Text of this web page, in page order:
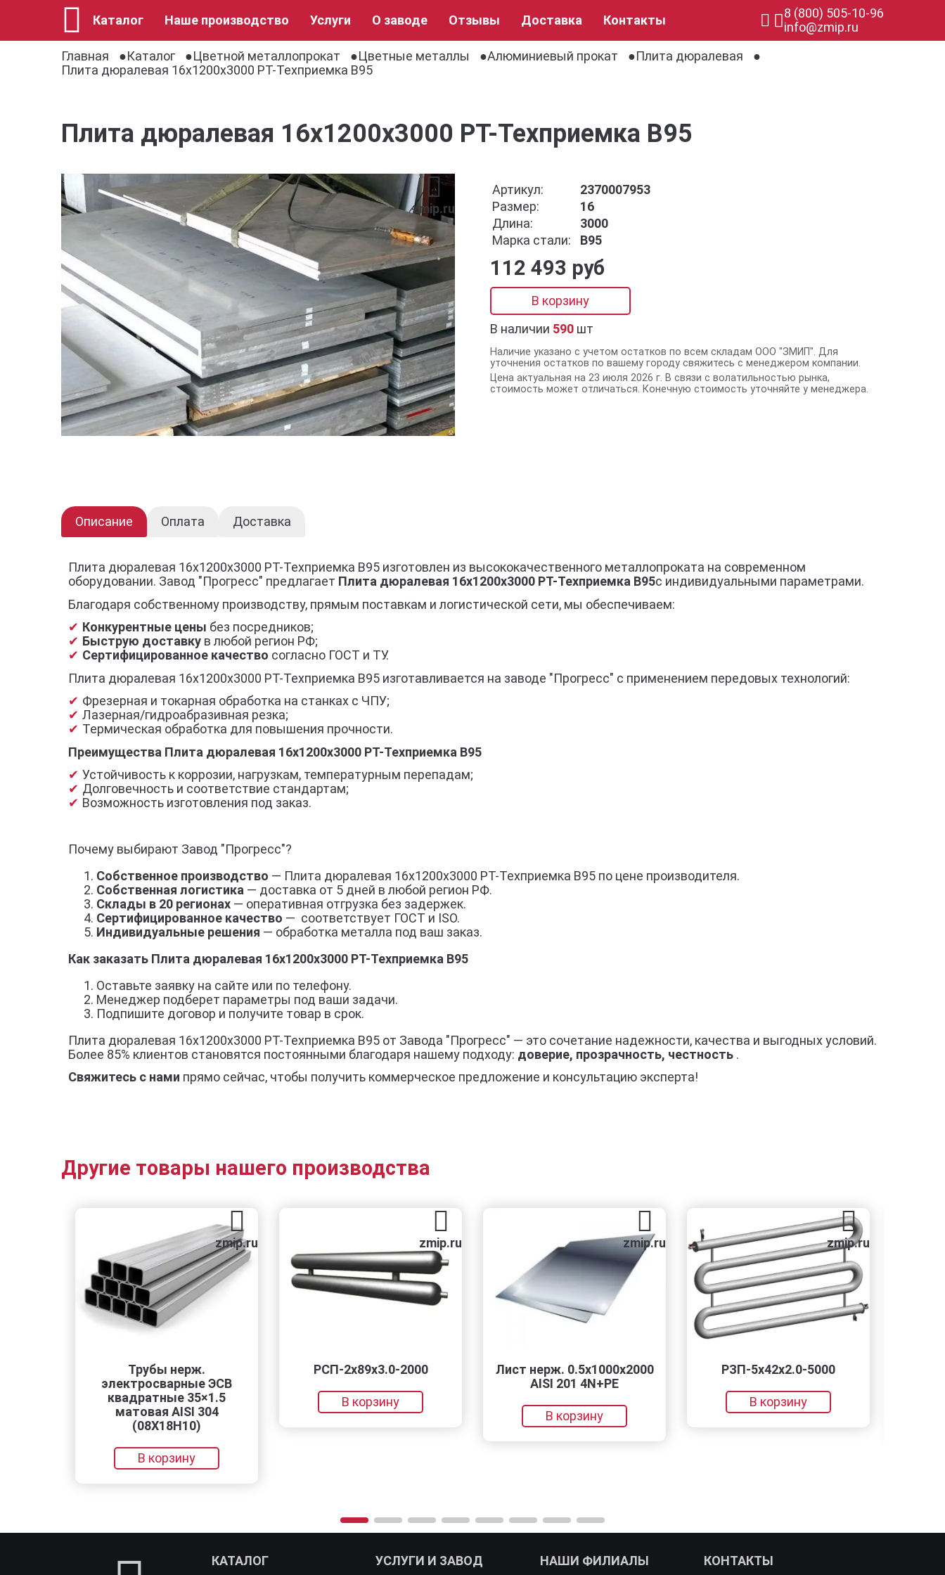
Каталог Наше производство Услуги О заводе Отзывы Доставка Контакты
8 (800) 505-10-96
info@zmip.ru
Главная
Каталог Цветной металлопрокат Цветные металлы Алюминиевый прокат
Плита дюралевая
Плита дюралевая 16x1200x3000 РТ-Техприемка В95
Плита дюралевая 16x1200x3000 РТ-Техприемка В95
zmip.ru
Артикул:
2370007953
Размер:
16
Длина:
3000
Марка стали:
В95
112 493 руб
В корзину
В наличии 590 шт
Наличие указано с учетом остатков по всем складам ООО "ЗМИП". Для
уточнения остатков по вашему городу свяжитесь с менеджером компании.
Цена актуальная на 23 июля 2026 г. В связи с волатильностью рынка,
стоимость может отличаться. Конечную стоимость уточняйте у менеджера.
Описание Оплата Доставка
Плита дюралевая 16x1200x3000 РТ-Техприемка В95 изготовлен из высококачественного металлопроката на современном
оборудовании. Завод "Прогресс" предлагает Плита дюралевая 16x1200x3000 РТ-Техприемка В95с индивидуальными параметрами.
Благодаря собственному производству, прямым поставкам и логистической сети, мы обеспечиваем:
Конкурентные цены без посредников;
Быструю доставку в любой регион РФ;
Сертифицированное качество согласно ГОСТ и ТУ.
Плита дюралевая 16x1200x3000 РТ-Техприемка В95 изготавливается на заводе "Прогресс" с применением передовых технологий:
Фрезерная и токарная обработка на станках с ЧПУ;
Лазерная/гидроабразивная резка;
Термическая обработка для повышения прочности.
Преимущества Плита дюралевая 16x1200x3000 РТ-Техприемка В95
Устойчивость к коррозии, нагрузкам, температурным перепадам;
Долговечность и соответствие стандартам;
Возможность изготовления под заказ.
Почему выбирают Завод "Прогресс"?
Собственное производство — Плита дюралевая 16x1200x3000 РТ-Техприемка В95 по цене производителя.
Собственная логистика — доставка от 5 дней в любой регион РФ.
Склады в 20 регионах — оперативная отгрузка без задержек.
Сертифицированное качество — соответствует ГОСТ и ISO.
Индивидуальные решения — обработка металла под ваш заказ.
Как заказать Плита дюралевая 16x1200x3000 РТ-Техприемка В95
Оставьте заявку на сайте или по телефону.
Менеджер подберет параметры под ваши задачи.
Подпишите договор и получите товар в срок.
Плита дюралевая 16x1200x3000 РТ-Техприемка В95 от Завода "Прогресс" — это сочетание надежности, качества и выгодных условий.
Более 85% клиентов становятся постоянными благодаря нашему подходу: доверие, прозрачность, честность .
Свяжитесь с нами прямо сейчас, чтобы получить коммерческое предложение и консультацию эксперта!
Другие товары нашего производства
zmip.ru
Трубы нерж.
электросварные ЭСВ
квадратные 35×1.5
матовая AISI 304
(08Х18Н10)
В корзину
РСП-2x89x3.0-2000
В корзину
zmip.ru
Лист нерж. 0.5х1000х2000
AISI 201 4N+PE
В корзину
zmip.ru
РЗП-5x42x2.0-5000
В корзину
КАТАЛОГ УСЛУГИ И ЗАВОД НАШИ ФИЛИАЛЫ КОНТАКТЫ